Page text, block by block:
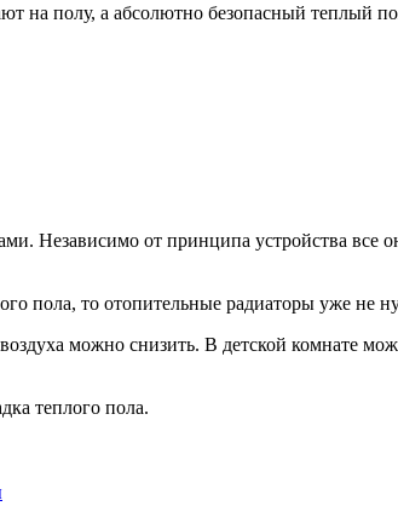
на полу, а абсолютно безопасный теплый
Независимо от принципа устройства все
пола, то отопительные радиаторы уже не
можно снизить. В детской комнате
теплого пола.